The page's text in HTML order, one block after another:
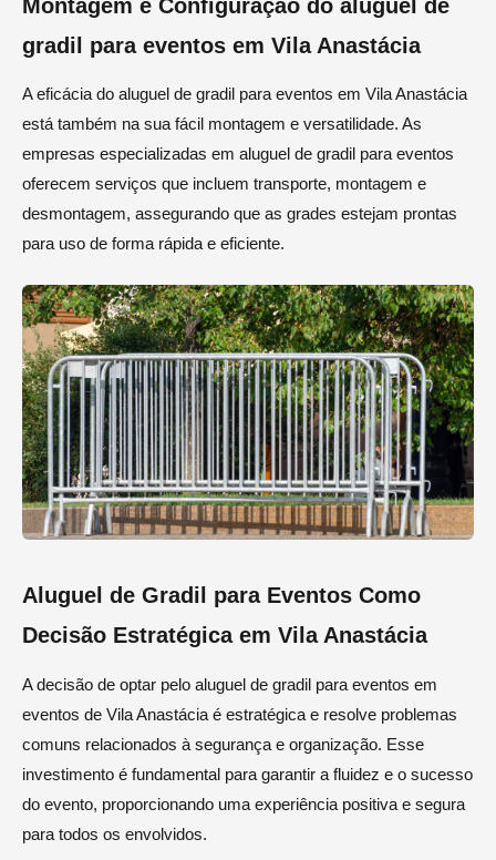
Montagem e Configuração do aluguel de
gradil para eventos em Vila Anastácia
A eficácia do aluguel de gradil para eventos em Vila Anastácia
está também na sua fácil montagem e versatilidade. As
empresas especializadas em aluguel de gradil para eventos
oferecem serviços que incluem transporte, montagem e
desmontagem, assegurando que as grades estejam prontas
para uso de forma rápida e eficiente.
Aluguel de Gradil para Eventos Como
Decisão Estratégica em Vila Anastácia
A decisão de optar pelo aluguel de gradil para eventos em
eventos de Vila Anastácia é estratégica e resolve problemas
comuns relacionados à segurança e organização. Esse
investimento é fundamental para garantir a fluidez e o sucesso
do evento, proporcionando uma experiência positiva e segura
para todos os envolvidos.